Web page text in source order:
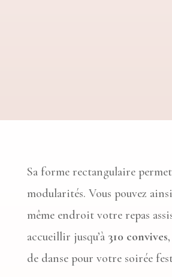
Sa forme rectangulaire
modularités. Vous pouvez
même endroit votre repas
accueillir jusqu’à 310 convives
de danse pour votre soirée